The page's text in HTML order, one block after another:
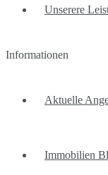
Unserere
Informationen
Aktuelle
Immobilien